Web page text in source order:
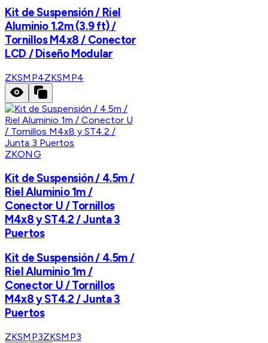
Kit de Suspensión / Riel
Aluminio 1.2m (3.9 ft) /
Tornillos M4x8 / Conector
LCD / Diseño Modular
ZKSMP4ZKSMP4
ZKONG
Kit de Suspensión / 4.5m /
Riel Aluminio 1m /
Conector U / Tornillos
M4x8 y ST4.2 / Junta 3
Puertos
Kit de Suspensión / 4.5m /
Riel Aluminio 1m /
Conector U / Tornillos
M4x8 y ST4.2 / Junta 3
Puertos
ZKSMP3ZKSMP3